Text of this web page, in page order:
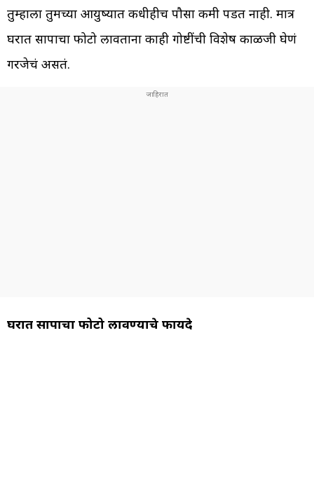
तुम्हाला तुमच्या आयुष्यात कधीहीच पौसा कमी पडत नाही. मात्र
घरात सापाचा फोटो लावताना काही गोष्टींची विशेष काळजी घेणं
गरजेचं असतं.
घरात सापाचा फोटो लावण्याचे फायदे